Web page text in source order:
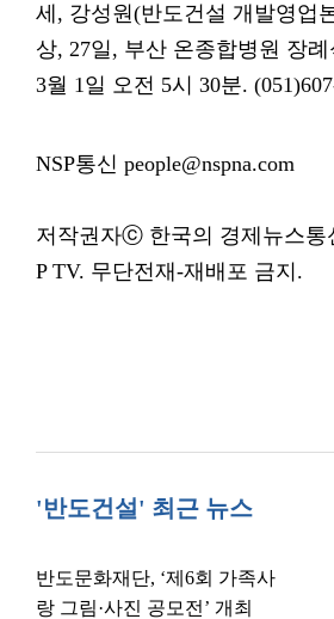
세, 강성원(반도건설 개발영업
상, 27일, 부산 온종합병원 장
3월 1일 오전 5시 30분.
NSP통신 people@nspna.com
저작권자ⓒ 한국의 경제뉴스통
P TV. 무단전재-재배포 금지.
'반도건설' 최근 뉴스
반도문화재단, ‘제6회 가족사
랑 그림·사진 공모전’ 개최